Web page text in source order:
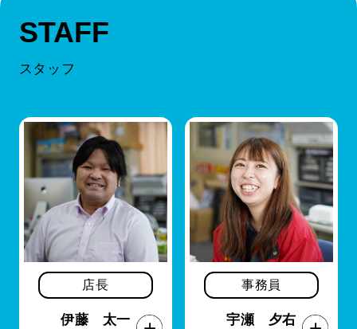
STAFF
スタッフ
店長
伊藤 太一
事務員
宇瀬 夕右